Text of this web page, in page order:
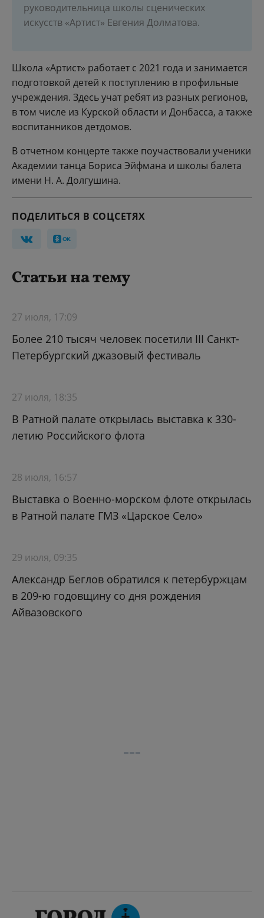
руководительница школы сценических
искусств «Артист» Евгения Долматова.
Школа «Артист» работает с 2021 года и занимается
подготовкой детей к поступлению в профильные
учреждения. Здесь учат ребят из разных регионов,
в том числе из Курской области и Донбасса, а также
воспитанников детдомов.
В отчетном концерте также поучаствовали ученики
Академии танца Бориса Эйфмана и школы балета
имени Н. А. Долгушина.
ПОДЕЛИТЬСЯ В СОЦСЕТЯХ
Статьи на тему
27 июля, 17:09
Более 210 тысяч человек посетили III Санкт-
Петербургский джазовый фестиваль
27 июля, 18:35
В Ратной палате открылась выставка к 330-
летию Российского флота
28 июля, 16:57
Выставка о Военно-морском флоте открылась
в Ратной палате ГМЗ «Царское Село»
29 июля, 09:35
Александр Беглов обратился к петербуржцам
в 209-ю годовщину со дня рождения
Айвазовского